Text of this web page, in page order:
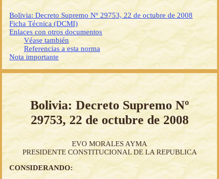
Bolivia: Decreto Supremo Nº 29753, 22 de octubre de 2008
Ficha Técnica (DCMI)
Enlaces con otros documentos
Véase también
Referencias a esta norma
Nota importante
Bolivia: Decreto Supremo Nº
29753, 22 de octubre de 2008
EVO MORALES AYMA
PRESIDENTE CONSTITUCIONAL DE LA REPUBLICA
CONSIDERANDO: